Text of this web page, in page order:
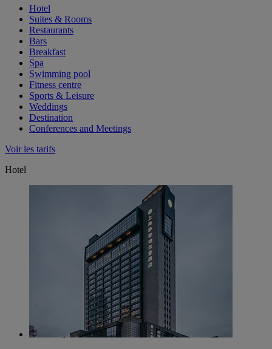
Hotel
Suites & Rooms
Restaurants
Bars
Breakfast
Spa
Swimming pool
Fitness centre
Sports & Leisure
Weddings
Destination
Conferences and Meetings
Voir les tarifs
Hotel